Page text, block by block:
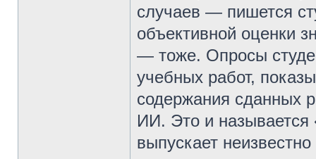
случаев — пишется
объективной оценки
— тоже. Опросы
учебных работ,
содержания сданных
ИИ. Это и называется
выпускает неизвестно